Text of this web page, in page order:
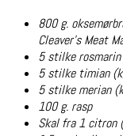
800 g.
Cleaver’s Meat
5 stilke rosmarin
5 stilke timian
5 stilke merian
100 g. rasp
Skal fra 1 citron